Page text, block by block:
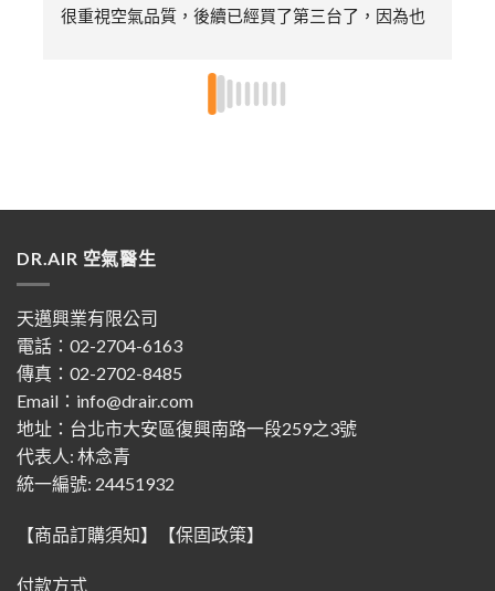
很重視空氣品質，後續已經買了第三台了，因為也
DR.AIR 空氣醫生
天邁興業有限公司
電話：02-2704-6163
傳真：02-2702-8485
Email：info@drair.com
地址： 台北市大安區復興南路一段259之3號
代表人: 林念青
統一編號: 24451932
【商品訂購須知】 【保固政策】
付款方式